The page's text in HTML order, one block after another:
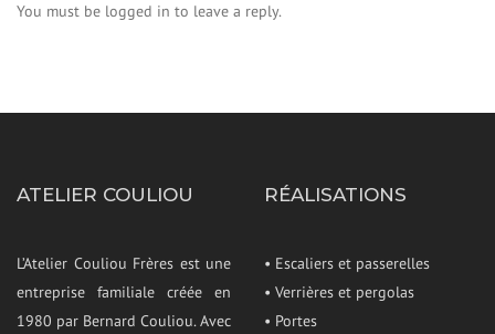
You must be logged in to leave a reply.
ATELIER COULIOU
L’Atelier Couliou Frères est une
entreprise familiale créée en
1980 par Bernard Couliou. Avec
RÉALISATIONS
• Escaliers et passerelles
• Verrières et pergolas
• Portes